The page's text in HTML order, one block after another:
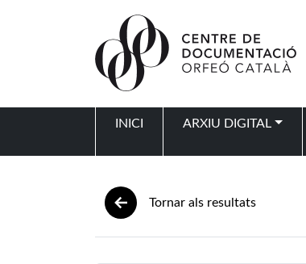
INICI ARXIU DIGITAL
Tornar als resultats